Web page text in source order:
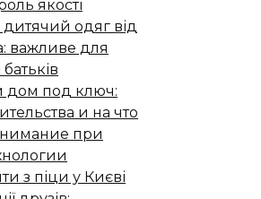
якості
одяг від
важливе для
дом под ключ:
и на что
при
з піци у Києві